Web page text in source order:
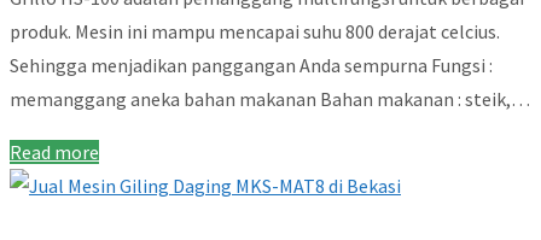
produk. Mesin ini mampu mencapai suhu 800 derajat celcius.
Sehingga menjadikan panggangan Anda sempurna Fungsi :
memanggang aneka bahan makanan Bahan makanan : steik,…
Read more